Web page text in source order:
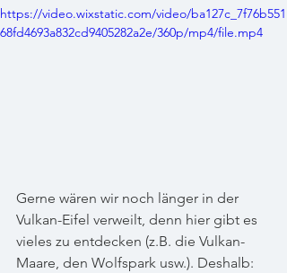
https://video.wixstatic.com/video/ba127c_7f76b551
68fd4693a832cd9405282a2e/360p/mp4/file.mp4
Gerne wären wir noch länger in der
Vulkan-Eifel verweilt, denn hier gibt es
vieles zu entdecken (z.B. die Vulkan-
Maare, den Wolfspark usw.). Deshalb: